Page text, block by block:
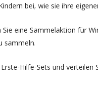
bei, wie sie ihre
Sie eine Sammelaktion für
sammeln.
Hilfe-Sets und